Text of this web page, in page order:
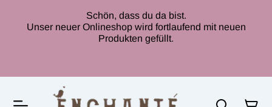
Schön, dass du da bist.
Unser neuer Onlineshop wird fortlaufend mit neuen
Produkten gefüllt.